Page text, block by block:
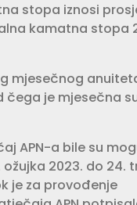
stopa iznosi
kamatna stopa
mjesečnog
čega je mjesečna
APN-a bile su
2023. do 24.
je za provođenje